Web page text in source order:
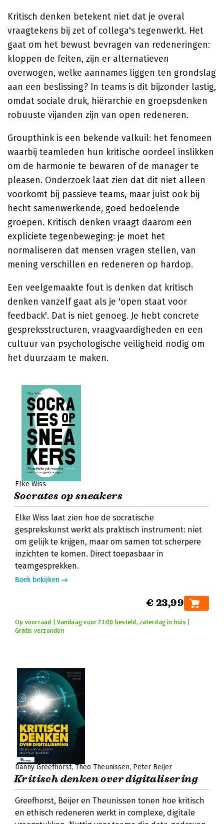
Kritisch denken betekent niet dat je overal
vraagtekens bij zet of collega's tegenwerkt. Het
gaat om het bewust bevragen van redeneringen:
kloppen de feiten, zijn er alternatieven
overwogen, welke aannames liggen ten grondslag
aan een beslissing? In teams is dit bijzonder lastig,
omdat sociale druk, hiërarchie en groepsdenken
robuuste vijanden zijn van open redeneren.
Groupthink is een bekende valkuil: het fenomeen
waarbij teamleden hun kritische oordeel inslikken
om de harmonie te bewaren of de manager te
pleasen. Onderzoek laat zien dat dit niet alleen
voorkomt bij passieve teams, maar juist ook bij
hecht samenwerkende, goed bedoelende
groepen. Kritisch denken vraagt daarom een
expliciete tegenbeweging: je moet het
normaliseren dat mensen vragen stellen, van
mening verschillen en redeneren op hardop.
Een veelgemaakte fout is denken dat kritisch
denken vanzelf gaat als je 'open staat voor
feedback'. Dat is niet genoeg. Je hebt concrete
gespreksstructuren, vraagvaardigheden en een
cultuur van psychologische veiligheid nodig om
het duurzaam te maken.
Elke Wiss
Socrates op sneakers
Elke Wiss laat zien hoe de socratische
gesprekskunst werkt als praktisch instrument: niet
om gelijk te krijgen, maar om samen tot scherpere
inzichten te komen. Direct toepasbaar in
teamgesprekken.
Boek bekijken
€ 23,99
Op voorraad | Vandaag voor 23:00 besteld, zaterdag in huis |
Gratis verzonden
Danny Greefhorst Theo Theunissen Peter Beijer
Kritisch denken over digitalisering
Greefhorst, Beijer en Theunissen tonen hoe kritisch
en ethisch redeneren werkt in complexe, digitale